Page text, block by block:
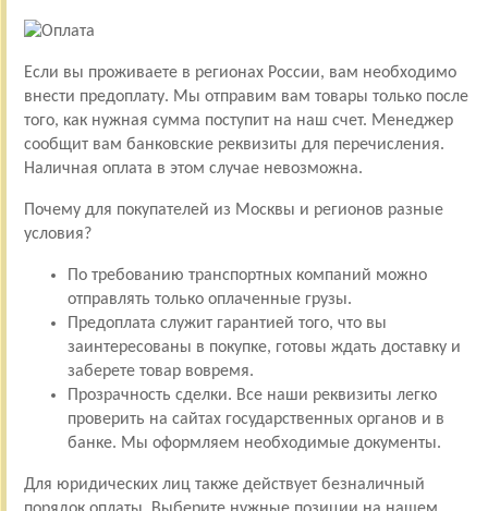
Если вы проживаете в регионах России, вам необходимо
внести предоплату. Мы отправим вам товары только после
того, как нужная сумма поступит на наш счет. Менеджер
сообщит вам банковские реквизиты для перечисления.
Наличная оплата в этом случае невозможна.
Почему для покупателей из Москвы и регионов разные
условия?
По требованию транспортных компаний можно
отправлять только оплаченные грузы.
Предоплата служит гарантией того, что вы
заинтересованы в покупке, готовы ждать доставку и
заберете товар вовремя.
Прозрачность сделки. Все наши реквизиты легко
проверить на сайтах государственных органов и в
банке. Мы оформляем необходимые документы.
Для юридических лиц также действует безналичный